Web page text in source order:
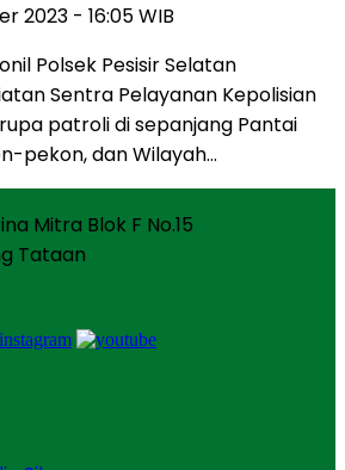
2023 - 16:05 WIB
Polsek Pesisir Selatan
Sentra Pelayanan Kepolisian
patroli di sepanjang Pantai
pekon, dan Wilayah…
Mitra Blok F No.15
Tataan